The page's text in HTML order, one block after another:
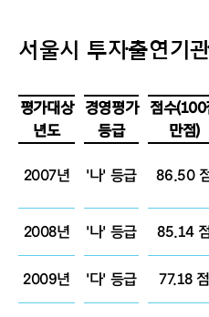
서울시 투자출연기
평가대상
년도
경영평가
등급
점수(100
만점)
2007년 '나' 등급 86.50
2008년 '나' 등급 85.14
2009년 '다' 등급 77.18 점